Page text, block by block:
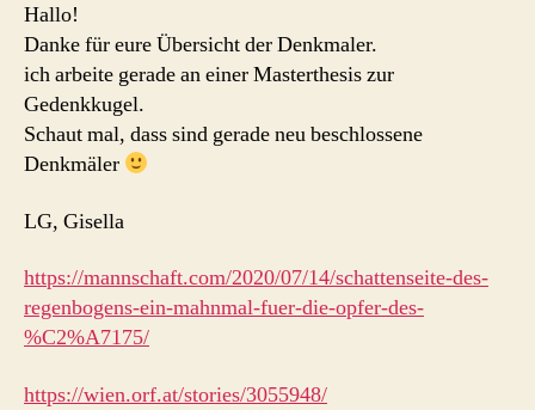
Hallo!
Danke für eure Übersicht der Denkmaler.
ich arbeite gerade an einer Masterthesis zur
Gedenkkugel.
Schaut mal, dass sind gerade neu beschlossene
Denkmäler
LG, Gisella
https://mannschaft.com/2020/07/14/schattenseite-des-
regenbogens-ein-mahnmal-fuer-die-opfer-des-
%C2%A7175/
https://wien.orf.at/stories/3055948/